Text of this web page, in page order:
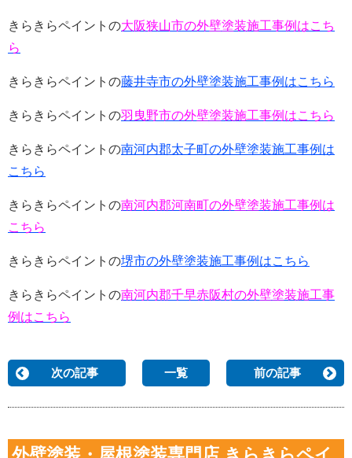
きらきらペイントの大阪狭山市の外壁塗装施工事例はこち
ら
きらきらペイントの藤井寺市の外壁塗装施工事例はこちら
きらきらペイントの羽曳野市の外壁塗装施工事例はこちら
きらきらペイントの南河内郡太子町の外壁塗装施工事例は
こちら
きらきらペイントの南河内郡河南町の外壁塗装施工事例は
こちら
きらきらペイントの堺市の外壁塗装施工事例はこちら
きらきらペイントの南河内郡千早赤阪村の外壁塗装施工事
例はこちら
次の記事 一覧 前の記事